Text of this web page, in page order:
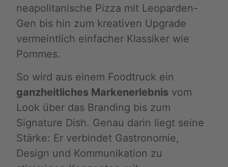
neapolitanische Pizza mit Leoparden-
Gen bis hin zum kreativen Upgrade
vermeintlich einfacher Klassiker wie
Pommes.
So wird aus einem Foodtruck ein
ganzheitliches Markenerlebnis vom
Look über das Branding bis zum
Signature Dish. Genau darin liegt seine
Stärke: Er verbindet Gastronomie,
Design und Kommunikation zu